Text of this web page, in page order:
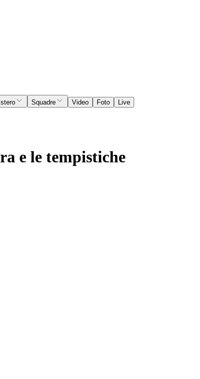
Squadre Video Foto
Live
e le tempistiche